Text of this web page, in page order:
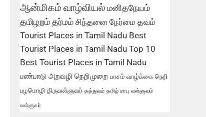
ஆன்மிகம் வாழ்வியல்மனிதநேயம்
தமிழறம்தர்மம் சிந்தனை நேர்மை தவம்
Tourist Places in Tamil Nadu Best
Tourist Places in Tamil Nadu Top 10
Best Tourist Places in Tamil Nadu
பண்பாடு அறவழி நெறிமுறை பாசம் வாழ்க்கை நெறி
பழமொழி திருவள்ளுவர் தத்துவம் தமிழ் மரபு வள்ளுவம்
வள்ளுவர்